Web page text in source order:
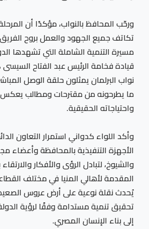
ورحّب المحافظ بالنواب، مؤكدًا أن
تكاتف جميع الجهود والعمل بروح
مسيرة التنمية الشاملة التي تشهدها
قيادة فخامة الرئيس عبد الفتاح السيسى
نواب البرلمان يمثلون حلقة الوصل
ما يطرحونه من مقترحات ومطالب
واحتياجاته الحقيقية.
وأكد اللواء كدواني استمرار التعاون
الأجهزة التنفيذية بالمحافظة وأعضاء
والشيوخ، لتبادل الرؤى والأفكار
المقدمة لأهالي المنيا في مختلف
يُحدث نقلة نوعية على أرض عروس
تحقيق تنمية مستدامة وفقًا لرؤية
إلى بناء الإنسان المصري.